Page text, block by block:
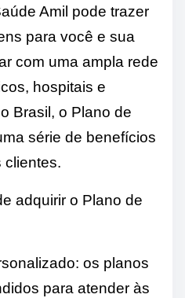
Amil pode trazer
para você e sua
com uma ampla rede
hospitais e
Brasil, o Plano de
série de benefícios
clientes.
adquirir o Plano de
os planos
para atender às